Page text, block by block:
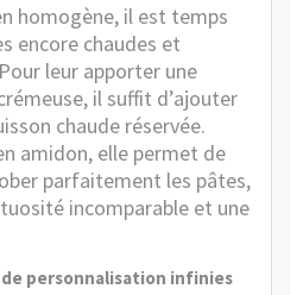
homogène, il est temps
encore chaudes et
leur apporter une
il suffit d’ajouter
chaude réservée.
amidon, elle permet de
parfaitement les pâtes,
incomparable et une
personnalisation infinies